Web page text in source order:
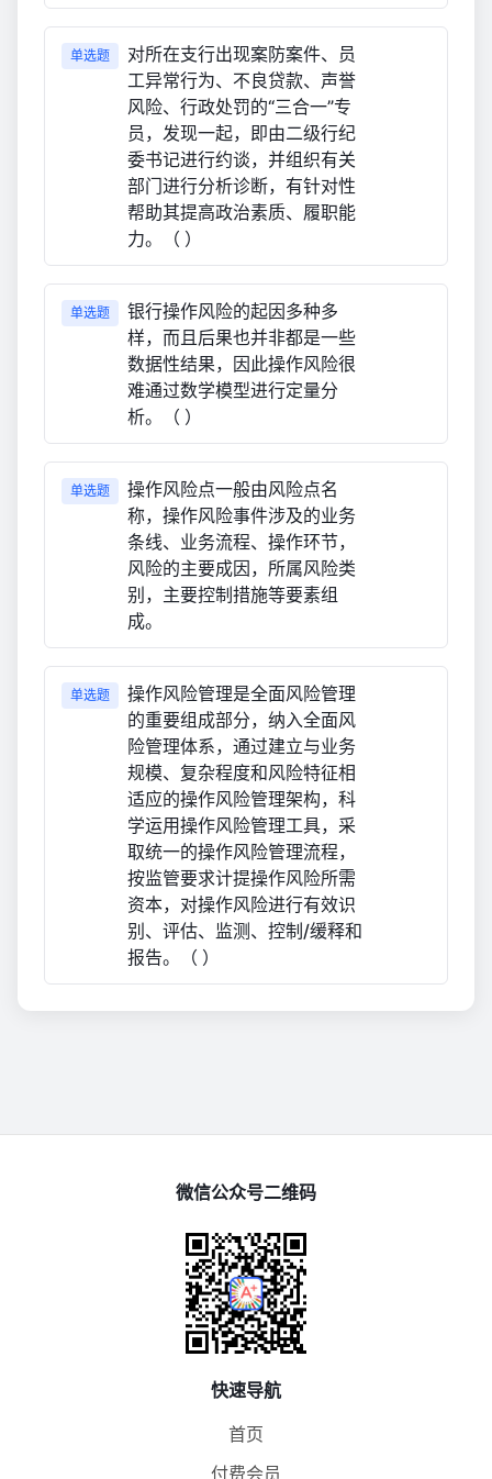
单选题
对所在支行出现案防案件、员
工异常行为、不良贷款、声誉
风险、行政处罚的“三合一”专
员，发现一起，即由二级行纪
委书记进行约谈，并组织有关
部门进行分析诊断，有针对性
帮助其提高政治素质、履职能
力。（ ）
单选题
银行操作风险的起因多种多
样，而且后果也并非都是一些
数据性结果，因此操作风险很
难通过数学模型进行定量分
析。（ ）
单选题
操作风险点一般由风险点名
称，操作风险事件涉及的业务
条线、业务流程、操作环节，
风险的主要成因，所属风险类
别，主要控制措施等要素组
成。
单选题
操作风险管理是全面风险管理
的重要组成部分，纳入全面风
险管理体系，通过建立与业务
规模、复杂程度和风险特征相
适应的操作风险管理架构，科
学运用操作风险管理工具，采
取统一的操作风险管理流程，
按监管要求计提操作风险所需
资本，对操作风险进行有效识
别、评估、监测、控制/缓释和
报告。（ ）
微信公众号二维码
快速导航
首页
付费会员